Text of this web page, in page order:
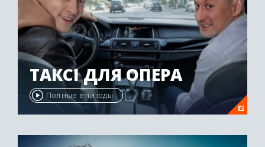
ТАКСІ ДЛЯ ОПЕРА
Полные епизоды